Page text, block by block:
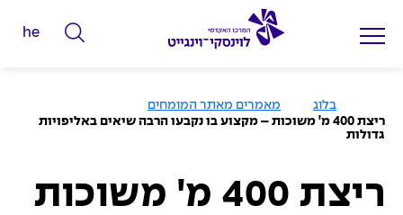
ה
ד
ל
he
ו
ד
ת
בלוג
מאמרים מאתר המומחים
ריצת 400 מ' משוכות – מקצוע בו נקבעו הרבה שיאים באליפויות
גדולות
ריצת 400 מ' משוכות